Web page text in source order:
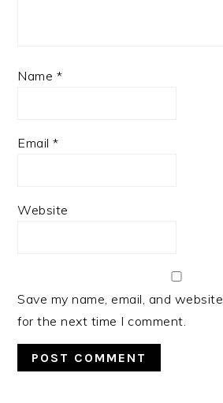
Name *
Email*
Website
Save my name, email, and
for the next time I comment.